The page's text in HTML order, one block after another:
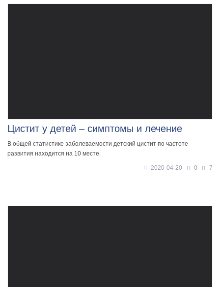
Цистит у детей – симптомы и лечение
В общей статистике заболеваемости детский цистит по частоте
развития находится на 10 месте.
2020-04-20 0 7